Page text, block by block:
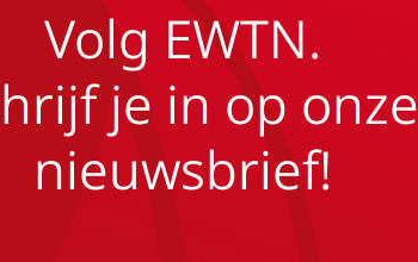
Volg EWTN.
je in op onze
nieuwsbrief!